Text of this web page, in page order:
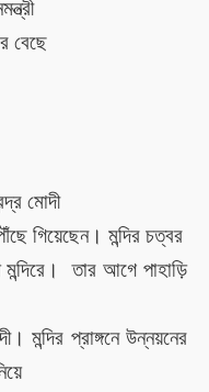
বেছে
মোদী
গিয়েছেন। মন্দির চত্বর
তার আগেপাহাড়ি
মন্দির প্রাঙ্গনে উন্নয়নের